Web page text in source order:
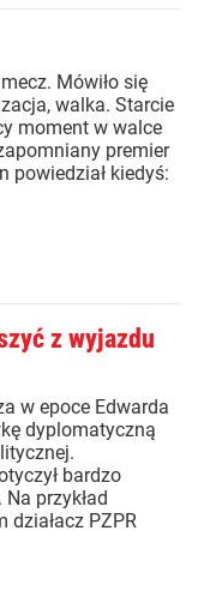
Mówiło się
walka. Starcie
moment w walce
premier
powiedział kiedyś:
z wyjazdu
w epoce Edwarda
dyplomatyczną
bardzo
przykład
działacz PZPR